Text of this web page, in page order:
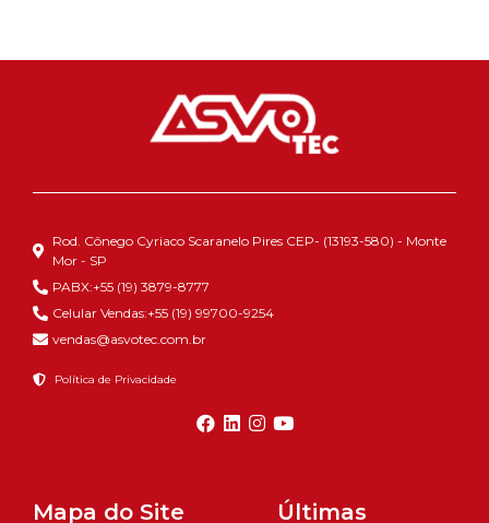
Rod. Cônego Cyriaco Scaranelo Pires CEP- (13193-580) - Monte
Mor - SP
PABX:+55 (19) 3879-8777
Celular Vendas:+55 (19) 99700-9254
vendas@asvotec.com.br
Política de Privacidade
Mapa do Site
Últimas